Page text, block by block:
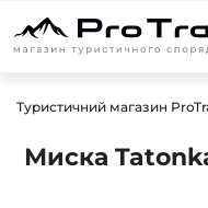
Туристичний магазин
Миска